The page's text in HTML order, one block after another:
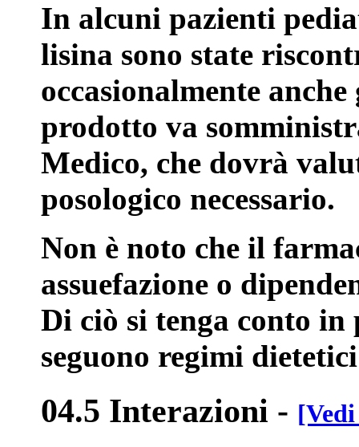
In alcuni pazienti
lisina sono state
occasionalmente
prodotto va
Medico, che dovrà
posologico necessario.
Non è noto che il
assuefazione o
Di ciò si tenga conto
seguono regimi
04.5 Interazioni -